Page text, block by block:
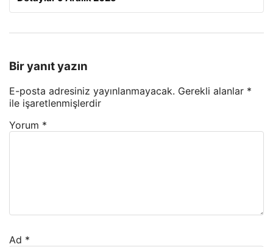
Bir yanıt yazın
E-posta adresiniz yayınlanmayacak. Gerekli alanlar *
ile işaretlenmişlerdir
Yorum *
Ad *